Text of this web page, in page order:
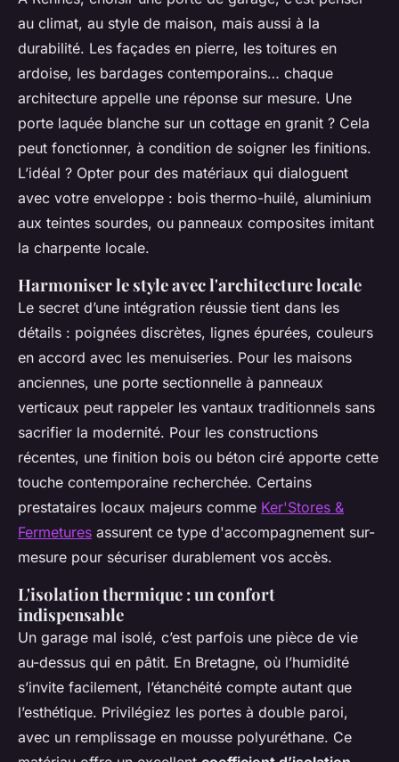
au climat, au style de maison, mais aussi à la
durabilité. Les façades en pierre, les toitures en
ardoise, les bardages contemporains… chaque
architecture appelle une réponse sur mesure. Une
porte laquée blanche sur un cottage en granit ? Cela
peut fonctionner, à condition de soigner les finitions.
L’idéal ? Opter pour des matériaux qui dialoguent
avec votre enveloppe : bois thermo-huilé, aluminium
aux teintes sourdes, ou panneaux composites imitant
la charpente locale.
Harmoniser le style avec l'architecture locale
Le secret d’une intégration réussie tient dans les
détails : poignées discrètes, lignes épurées, couleurs
en accord avec les menuiseries. Pour les maisons
anciennes, une porte sectionnelle à panneaux
verticaux peut rappeler les vantaux traditionnels sans
sacrifier la modernité. Pour les constructions
récentes, une finition bois ou béton ciré apporte cette
touche contemporaine recherchée. Certains
prestataires locaux majeurs comme Ker'Stores &
Fermetures assurent ce type d'accompagnement sur-
mesure pour sécuriser durablement vos accès.
L'isolation thermique : un confort
indispensable
Un garage mal isolé, c’est parfois une pièce de vie
au-dessus qui en pâtit. En Bretagne, où l’humidité
s’invite facilement, l’étanchéité compte autant que
l’esthétique. Privilégiez les portes à double paroi,
avec un remplissage en mousse polyuréthane. Ce